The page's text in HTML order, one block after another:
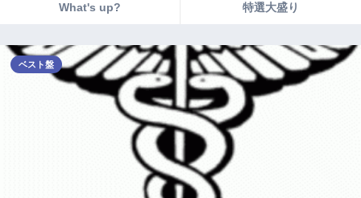
What's up? 特選大盛り
ベスト盤